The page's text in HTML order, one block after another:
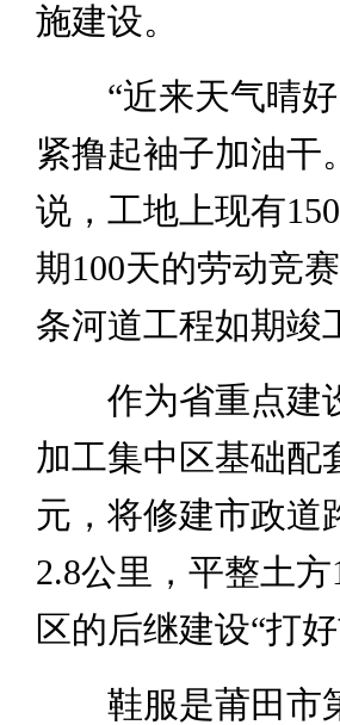
施建设。
“近来天气晴好
紧撸起袖子加油干
说，工地上现有
期100天的劳动竞
条河道工程如期竣
作为省重点建
加工集中区基础配
元，将修建市政道
2.8公里，平整土
区的后继建设“打好
鞋服是莆田市